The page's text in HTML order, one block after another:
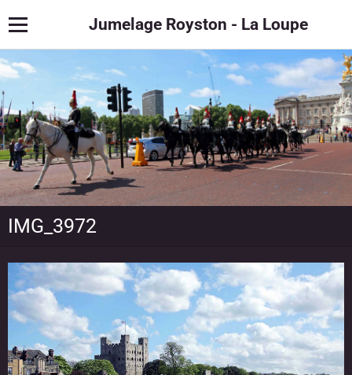
Jumelage Royston - La Loupe
IMG_3972